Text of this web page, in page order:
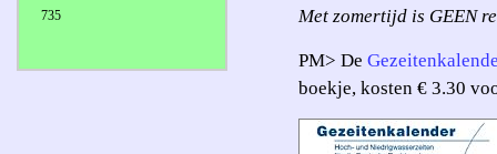
Met zomertijd is GEEN
PM> De
boekje, kosten € 3.30
735